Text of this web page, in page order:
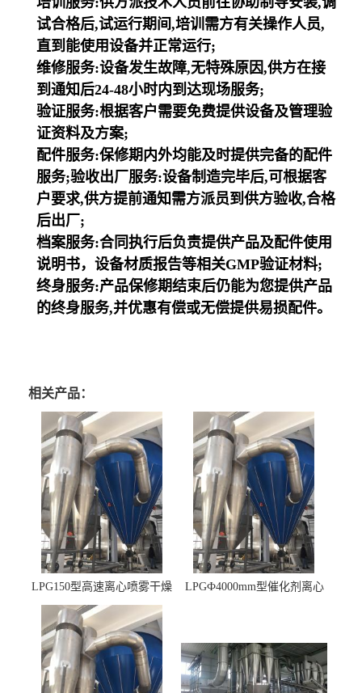
试合格后,试运行期间,培训需方有关操作人员,
直到能使用设备并正常运行;
维修服务:设备发生故障,无特殊原因,供方在接
到通知后24-48小时内到达现场服务;
验证服务:根据客户需要免费提供设备及管理验
证资料及方案;
配件服务:保修期内外均能及时提供完备的配件
服务;验收出厂服务:设备制造完毕后,可根据客
户要求,供方提前通知需方派员到供方验收,合格
后出厂;
档案服务:合同执行后负责提供产品及配件使用
说明书，设备材质报告等相关GMP验证材料;
终身服务:产品保修期结束后仍能为您提供产品
的终身服务,并优惠有偿或无偿提供易损配件。
相关产品：
LPG150型高速离心喷雾干燥
机 φ2.85m
LPGФ4000mm型催化剂离心